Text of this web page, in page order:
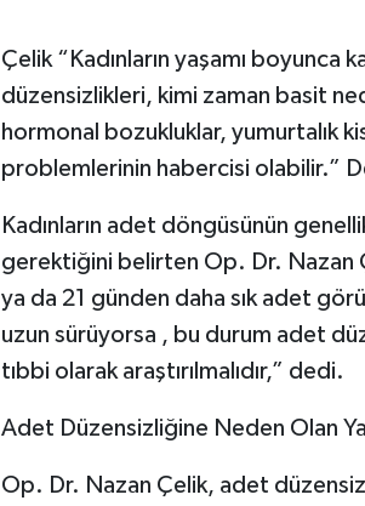
Çelik “Kadınların yaşamı boyunca
düzensizlikleri, kimi zaman basit
hormonal bozukluklar, yumurtalık
problemlerinin habercisi olabilir.”
Kadınların adet döngüsünün
gerektiğini belirten Op. Dr. Nazan
ya da 21 günden daha sık adet
uzun sürüyorsa , bu durum adet
tıbbi olarak araştırılmalıdır,” dedi.
Adet Düzensizliğine Neden Olan
Op. Dr. Nazan Çelik, adet